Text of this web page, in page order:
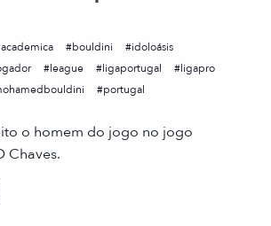
academica bouldini
idoloásis
league ligaportugal
ligapro
portugal
o homem do jogo no jogo
Chaves.